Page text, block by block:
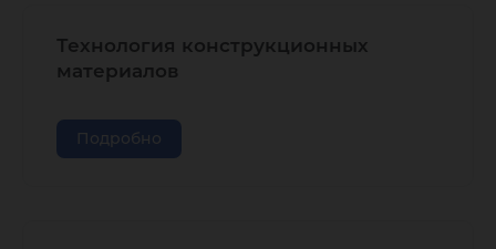
Технология конструкционных
материалов
Подробно